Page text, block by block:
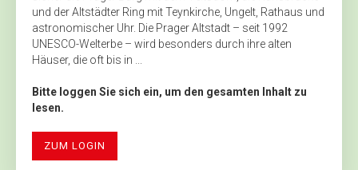
und der Altstädter Ring mit Teynkirche, ­Ungelt, Rathaus und
astronomischer Uhr. Die Prager Altstadt – seit 1992
UNESCO-Welterbe – wird besonders durch ihre alten
Häuser, die oft bis in ...
Bitte loggen Sie sich ein, um den gesamten Inhalt zu
lesen.
ZUM LOGIN